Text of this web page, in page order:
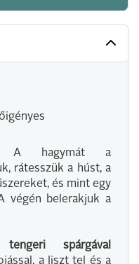
hagymát a
rátesszük a húst, a
és mint egy
végén belerakjuk a
spárgával
a liszt tel és a